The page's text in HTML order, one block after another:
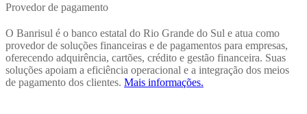
Provedor de pagamento
O Banrisul é o banco estatal do Rio Grande do Sul e atua como
provedor de soluções financeiras e de pagamentos para empresas,
oferecendo adquirência, cartões, crédito e gestão financeira. Suas
soluções apoiam a eficiência operacional e a integração dos meios
de pagamento dos clientes. Mais informações.